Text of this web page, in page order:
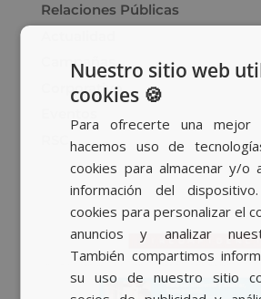
Relaciones Públicas
Campañas
Corporativo
Nuestro sitio web
cookies 🍪
Para ofrecerte una mejor
hacemos uso de
cookies para almacenar y/o
información del
cookies para personalizar el
anuncios y analizar
También compartimos
su uso de nuestro sitio